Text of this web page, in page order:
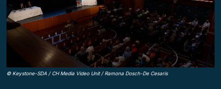
© Keystone-SDA / CH Media Video Unit / Ramona Dosch-De Cesaris